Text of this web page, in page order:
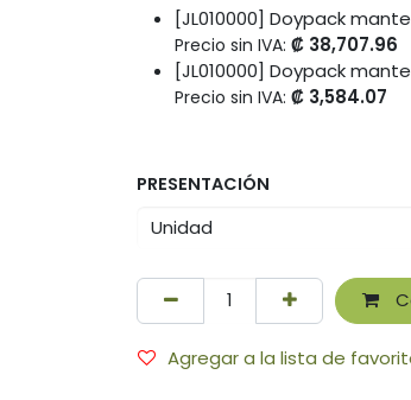
[JL010000] Doypack
Precio sin IVA: ₡ 38,707.96
[JL010000] Doypack
Precio sin IVA: ₡ 3,584.07
PRESENTACIÓN
Agregar a la lista de